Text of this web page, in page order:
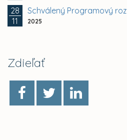
28
11
2025
Zdieľať